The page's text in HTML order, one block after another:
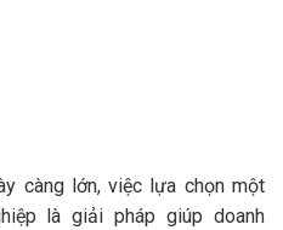
càng lớn, việc lựa chọn một
là giải pháp giúp doanh